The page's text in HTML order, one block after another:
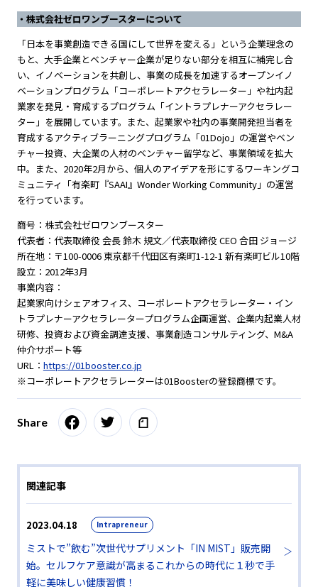
・株式会社ゼロワンブースターについて
「日本を事業創造できる国にして世界を変える」という企業理念の
もと、大手企業とベンチャー企業が足りない部分を相互に補完し合
い、イノベーションを共創し、事業の成長を加速するオープンイノ
ベーションプログラム「コーポレートアクセラレーター」や社内起
業家を発見・育成するプログラム「イントラプレナーアクセラレー
ター」を展開しています。また、起業家や社内の事業開発担当者を
育成するアクティブラーニングプログラム「01Dojo」の運営やベン
チャー投資、大企業の人材のベンチャー留学など、事業領域を拡大
中。また、2020年2月から、個人のアイデアを形にするワーキングコ
ミュニティ「有楽町『SAAI』Wonder Working Community」の運営
を行っています。
商号：株式会社ゼロワンブースター
代表者：代表取締役 会長 鈴木 規文／代表取締役 CEO 合田 ジョージ
所在地：〒100-0006 東京都千代田区有楽町1-12-1 新有楽町ビル10階
設立：2012年3月
事業内容：
起業家向けシェアオフィス、コーポレートアクセラレーター・イン
トラプレナーアクセラレータープログラム企画運営、企業内起業人材
研修、投資および資金調達支援、事業創造コンサルティング、M&A
仲介サポート等
URL： https://01booster.co.jp
※コーポレートアクセラレーターは01Boosterの登録商標です。
Share
関連記事
2023.04.18 Intrapreneur
ミストで”飲む”次世代サプリメント「IN MIST」販売開
始。セルフケア意識が高まるこれからの時代に１秒で手
軽に美味しい健康習慣！